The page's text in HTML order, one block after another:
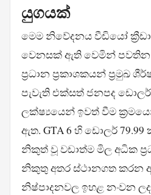
යුගයක්
මෙම නිවේදනය වීඩියෝ
වෙනසක් ඇති වෙමින්
ප්‍රධාන ප්‍රකාශකයන් ප්‍රමුඛ
පැවැති එක්සත් ජනපද ඩොලර්
ලක්ෂ්‍යයෙන් ඉවත් වීම
ඇත. GTA 6 හි ඩොලර් 79.99
නිකුත් වූ වඩාත්ම මිල අධික
නිකුතු අතර ස්ථානගත කරන
නිෂ්පාදනවල ඉහළ නංවන ලද